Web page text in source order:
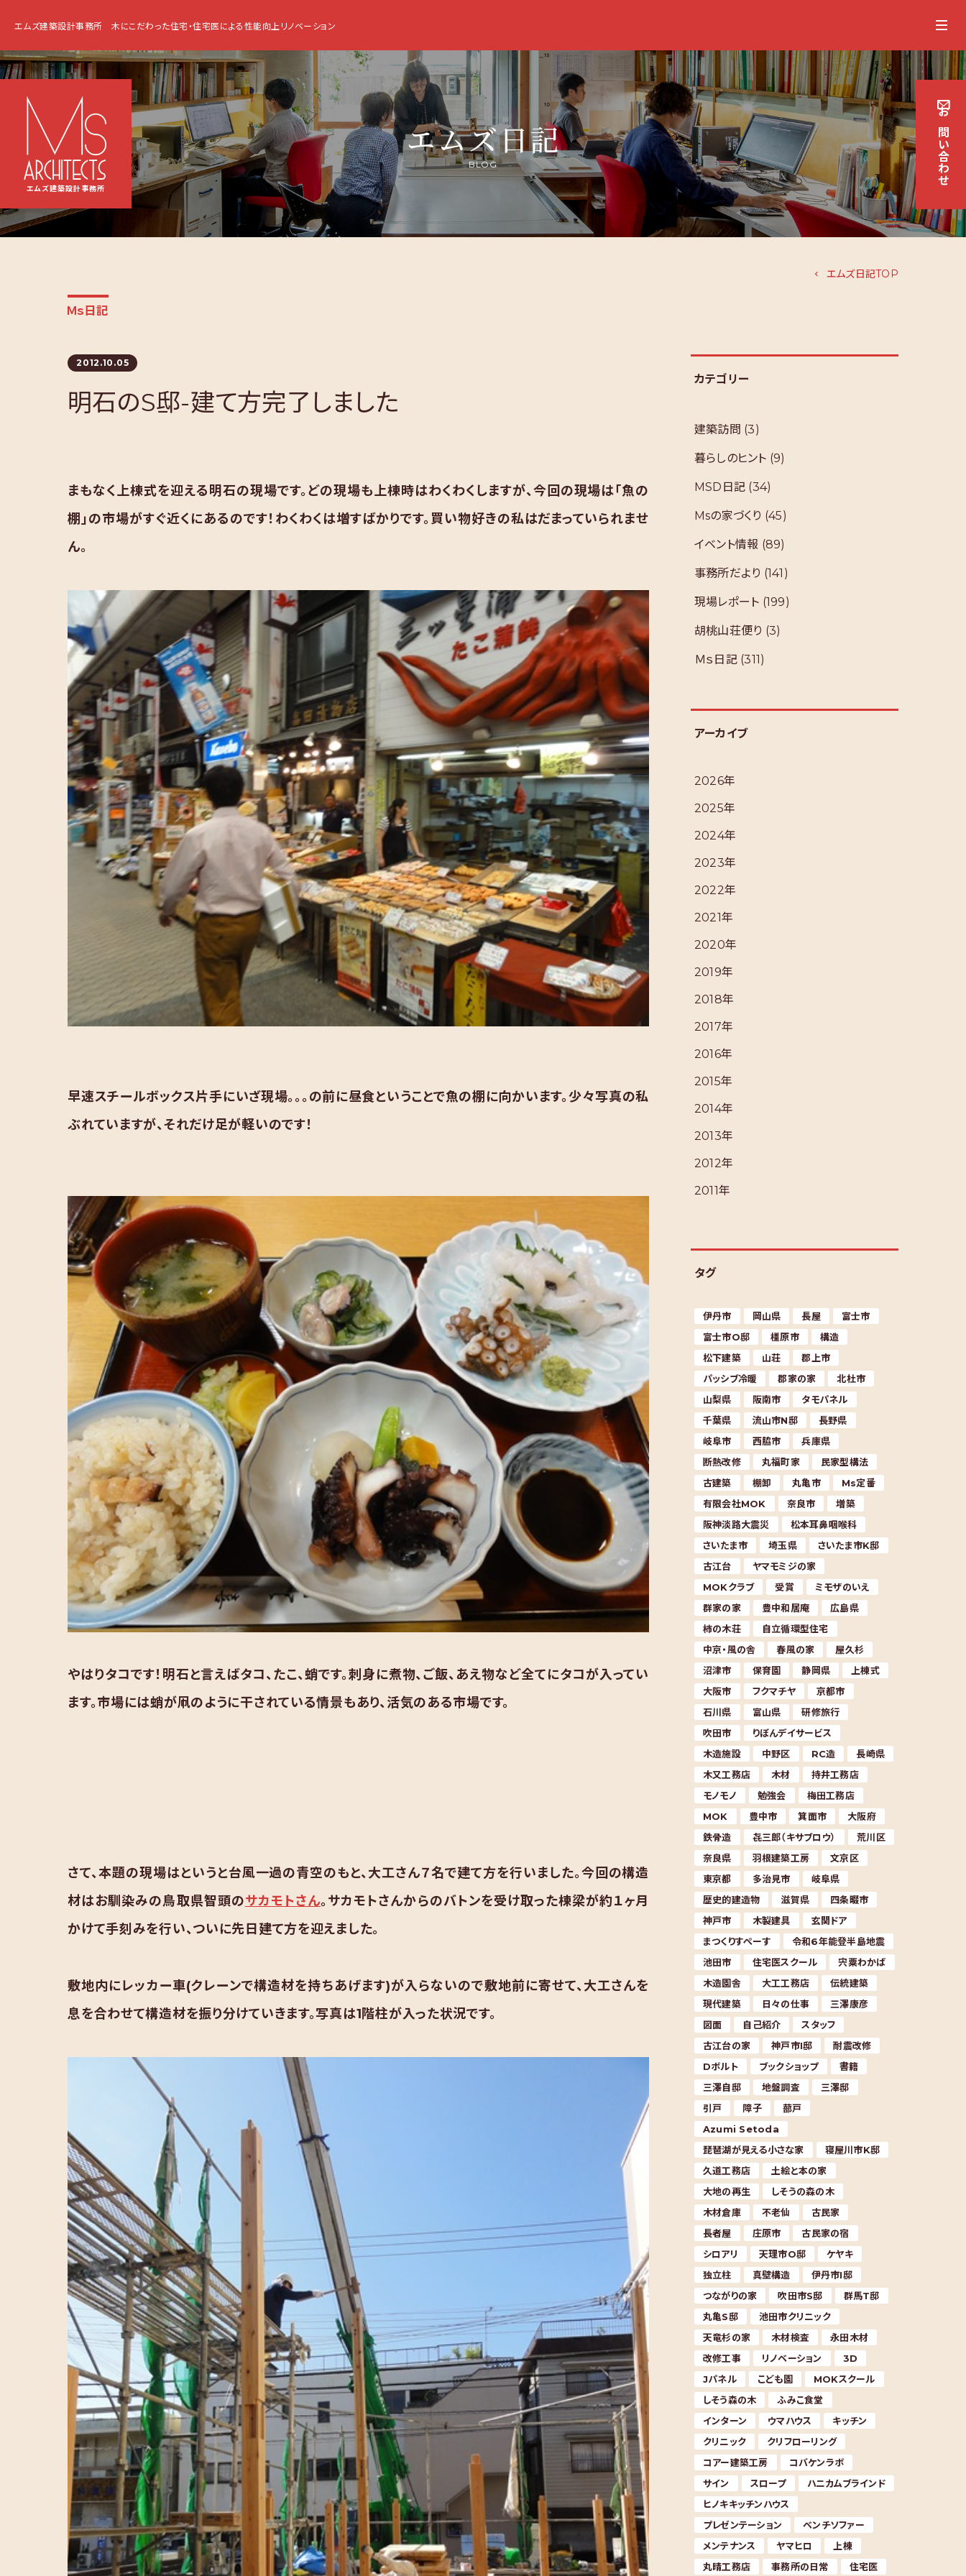
エムズ建築設計事務所 木にこだわった住宅・住宅医による性能向上リノベーション
お
問
い
合
わせ
エムズ建築設計事務所
エムズ日記
BLOG
エムズ日記TOP
Ｍｓ日記
2012.10.05
明石のS邸-建て方完了しました
まもなく上棟式を迎える明石の現場です。どの現場も上棟時はわくわくしますが、今回の現場は「魚の
棚」の市場がすぐ近くにあるのです！わくわくは増すばかりです。買い物好きの私はだまっていられませ
ん。
早速スチールボックス片手にいざ現場。。。の前に昼食ということで魚の棚に向かいます。少々写真の私
ぶれていますが、それだけ足が軽いのです！
やはりタコです！明石と言えばタコ、たこ、蛸です。刺身に煮物、ご飯、あえ物など全てにタコが入ってい
ます。市場には蛸が凧のように干されている情景もあり、活気のある市場です。
さて、本題の現場はというと台風一過の青空のもと、大工さん７名で建て方を行いました。今回の構造
材はお馴染みの鳥取県智頭のサカモトさん。サカモトさんからのバトンを受け取った棟梁が約１ヶ月
かけて手刻みを行い、ついに先日建て方を迎えました。
敷地内にレッカー車(クレーンで構造材を持ちあげます)が入らないので敷地前に寄せて、大工さんを
息を合わせて構造材を振り分けていきます。写真は1階柱が入った状況です。
カテゴリー
建築訪問 (3)
暮らしのヒント (9)
MSD日記 (34)
Msの家づくり (45)
イベント情報 (89)
事務所だより (141)
現場レポート (199)
胡桃山荘便り (3)
Ｍｓ日記(311)
アーカイブ
2026年
2025年
2024年
2023年
2022年
2021年
2020年
2019年
2018年
2017年
2016年
2015年
2014年
2013年
2012年
2011年
タグ
伊丹市 岡山県 長屋
富士市
富士市O邸
橿原市
構造
松下建築
山荘
郡上市
パッシブ冷暖
郡家の家
北杜市
山梨県
阪南市
タモパネル
千葉県
流山市N邸
長野県
岐阜市
西脇市
兵庫県
断熱改修
丸福町家
民家型構法
古建築
棚卸 丸亀市
Ms定番
有限会社MOK
奈良市
増築
阪神淡路大震災
松本耳鼻咽喉科
さいたま市
埼玉県
さいたま市K邸
古江台
ヤマモミジの家
MOKクラブ
受賞
ミモザのいえ
群家の家
豊中和居庵
広島県
柿の木荘
自立循環型住宅
中京・風の舎
春風の家
屋久杉
沼津市
保育園 静岡県
上棟式
大阪市
フクマチヤ
京都市
石川県
富山県
研修旅行
吹田市
りぼんデイサービス
木造施設
中野区 RC造
長崎県
木又工務店
木材
持井工務店
モノモノ
勉強会
梅田工務店
MOK
豊中市 箕面市
大阪府
鉄骨造
㐂三郎（キサブロウ）
荒川区
奈良県
羽根建築工房
文京区
東京都
多治見市
岐阜県
歴史的建造物
滋賀県
四条畷市
神戸市
木製建具
玄関ドア
まつくりすぺーす
令和6年能登半島地震
池田市
住宅医スクール
宍粟わかば
木造園舎
大工工務店
伝統建築
現代建築
日々の仕事
三澤康彦
図面
自己紹介
スタッフ
古江台の家
神戸市I邸
耐震改修
Dボルト
ブックショップ
書籍
三澤自邸
地盤調査
三澤邸
引戸
障子
蔀戸
Azumi Setoda
琵琶湖が見える小さな家
寝屋川市K邸
久道工務店
土絵と本の家
大地の再生
しそうの森の木
木材倉庫
不老仙
古民家
長者屋
庄原市
古民家の宿
シロアリ
天理市O邸
ケヤキ
独立柱
真壁構造
伊丹市I邸
つながりの家
吹田市S邸
群馬T邸
丸亀S邸
池田市クリニック
天竜杉の家
木材検査
永田木材
改修工事
リノベーション
3D
Jパネル
こども園
MOKスクール
しそう森の木
ふみこ食堂
インターン
ウマハウス
キッチン
クリニック
クリフローリング
コアー建築工房
コバケンラボ
サイン
スロープ
ハニカムブラインド
ヒノキキッチンハウス
プレゼンテーション
ベンチソファー
メンテナンス
ヤマヒロ
上棟
丸晴工務店
事務所の日常 住宅医